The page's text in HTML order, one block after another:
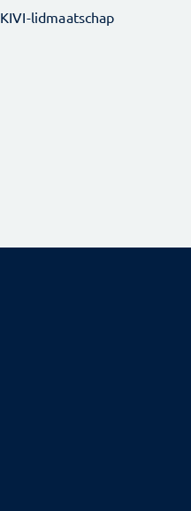
KIVI-lidmaatschap